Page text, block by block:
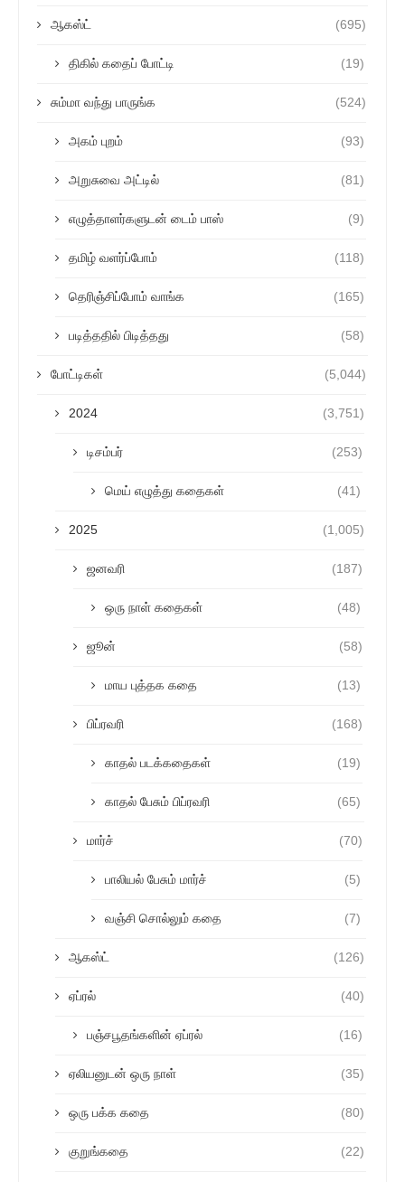
ஆகஸ்ட் (695)
திகில் கதைப் போட்டி (19)
சும்மா வந்து பாருங்க (524)
அகம் புறம் (93)
அறுசுவை அட்டில் (81)
எழுத்தாளர்களுடன் டைம் பாஸ் (9)
தமிழ் வளர்ப்போம் (118)
தெரிஞ்சிப்போம் வாங்க (165)
படித்ததில் பிடித்தது (58)
போட்டிகள் (5,044)
2024 (3,751)
டிசம்பர் (253)
மெய் எழுத்து கதைகள் (41)
2025 (1,005)
ஜனவரி (187)
ஒரு நாள் கதைகள் (48)
ஜூன் (58)
மாய புத்தக கதை (13)
பிப்ரவரி (168)
காதல் படக்கதைகள் (19)
காதல் பேசும் பிப்ரவரி (65)
மார்ச் (70)
பாலியல் பேசும் மார்ச் (5)
வஞ்சி சொல்லும் கதை (7)
ஆகஸ்ட் (126)
ஏப்ரல் (40)
பஞ்சபூதங்களின் ஏப்ரல் (16)
ஏலியனுடன் ஒரு நாள் (35)
ஒரு பக்க கதை (80)
குறுங்கதை (22)